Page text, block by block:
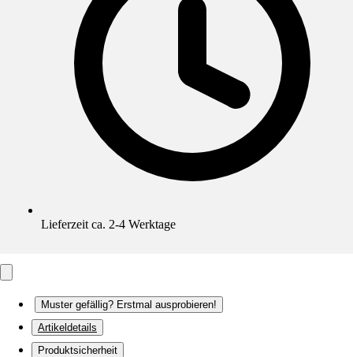
Lieferzeit ca. 2-4 Werktage
Muster gefällig? Erstmal ausprobieren!
Artikeldetails
Produktsicherheit